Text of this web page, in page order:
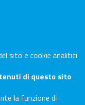
sito e cookie analitici
di questo sito
la funzione di